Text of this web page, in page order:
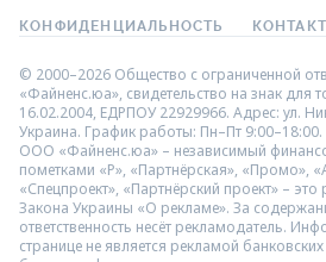
КОНФИДЕНЦИАЛЬНОСТЬ
© 2000–2026 Общество с ограниченной
«Файненс.юа», свидетельство на знак для
16.02.2004, ЕДРПОУ 22929966. Адрес: ул.
Украина. График работы: Пн–Пт 9:00–18:00.
ООО «Файненс.юа» – независимый
пометками «Р», «Партнёрская», «Промо»,
«Спецпроект», «Партнёрский проект» –
Закона Украины «О рекламе». За
ответственность несёт рекламодатель.
странице не является рекламой